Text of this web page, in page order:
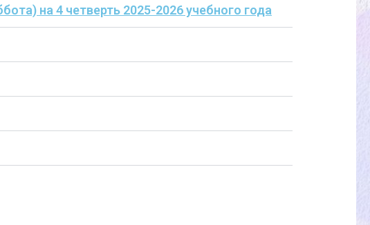
на 4 четверть 2025-2026 учебного года